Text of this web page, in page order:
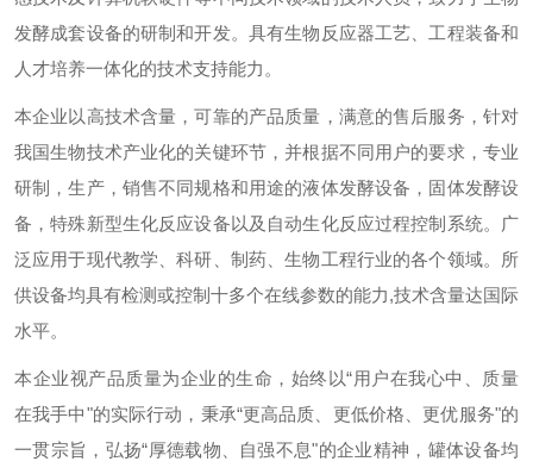
发酵成套设备的研制和开发。具有生物反应器工艺、工程装备和
人才培养一体化的技术支持能力。
本企业以高技术含量，可靠的产品质量，满意的售后服务，针对
我国生物技术产业化的关键环节，并根据不同用户的要求，专业
研制，生产，销售不同规格和用途的液体发酵设备，固体发酵设
备，特殊新型生化反应设备以及自动生化反应过程控制系统。广
泛应用于现代教学、科研、制药、生物工程行业的各个领域。所
供设备均具有检测或控制十多个在线参数的能力,技术含量达国际
水平。
本企业视产品质量为企业的生命，始终以“用户在我心中、质量
在我手中"的实际行动，秉承“更高品质、更低价格、更优服务"的
一贯宗旨，弘扬“厚德载物、自强不息"的企业精神，罐体设备均